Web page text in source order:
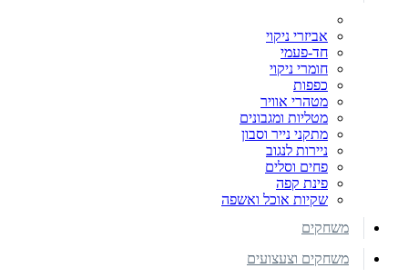
אביזרי ניקוי
חד-פעמי
חומרי ניקוי
כפפות
מטהרי אוויר
מטליות ומגבונים
מתקני נייר וסבון
ניירות לנגוב
פחים וסלים
פינת קפה
שקיות אוכל ואשפה
משחקים
משחקים וצעצועים